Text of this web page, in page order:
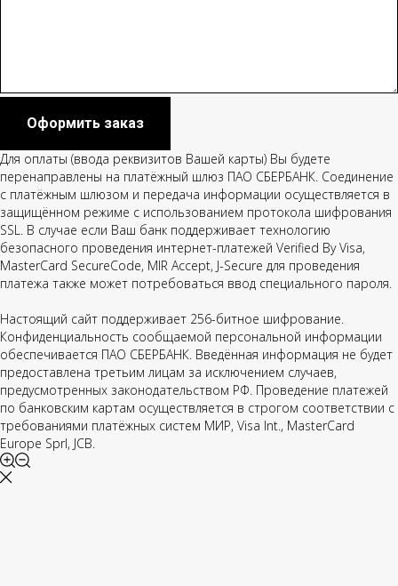
Оформить заказ
Для оплаты (ввода реквизитов Вашей карты) Вы будете
перенаправлены на платёжный шлюз ПАО СБЕРБАНК. Соединение
с платёжным шлюзом и передача информации осуществляется в
защищённом режиме с использованием протокола шифрования
SSL. В случае если Ваш банк поддерживает технологию
безопасного проведения интернет-платежей Verified By Visa,
MasterCard SecureCode, MIR Accept, J-Secure для проведения
платежа также может потребоваться ввод специального пароля.
Настоящий сайт поддерживает 256-битное шифрование.
Конфиденциальность сообщаемой персональной информации
обеспечивается ПАО СБЕРБАНК. Введённая информация не будет
предоставлена третьим лицам за исключением случаев,
предусмотренных законодательством РФ. Проведение платежей
по банковским картам осуществляется в строгом соответствии с
требованиями платёжных систем МИР, Visa Int., MasterCard
Europe Sprl, JCB.